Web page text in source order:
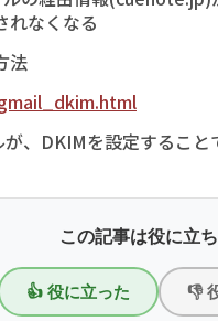
れなくなる
法
、DKIMを設定すること
この記事は役に立
👍 役に立った 👎